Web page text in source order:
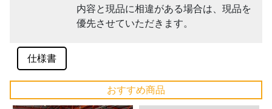
内容と現品に相違がある場合は、現品を
優先させていただきます。
仕様書
おすすめ商品